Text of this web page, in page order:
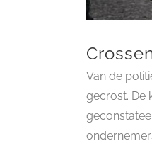
Van de
gecrost. De